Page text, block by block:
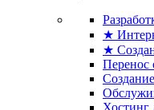
★
★
Перенос
Хостинг